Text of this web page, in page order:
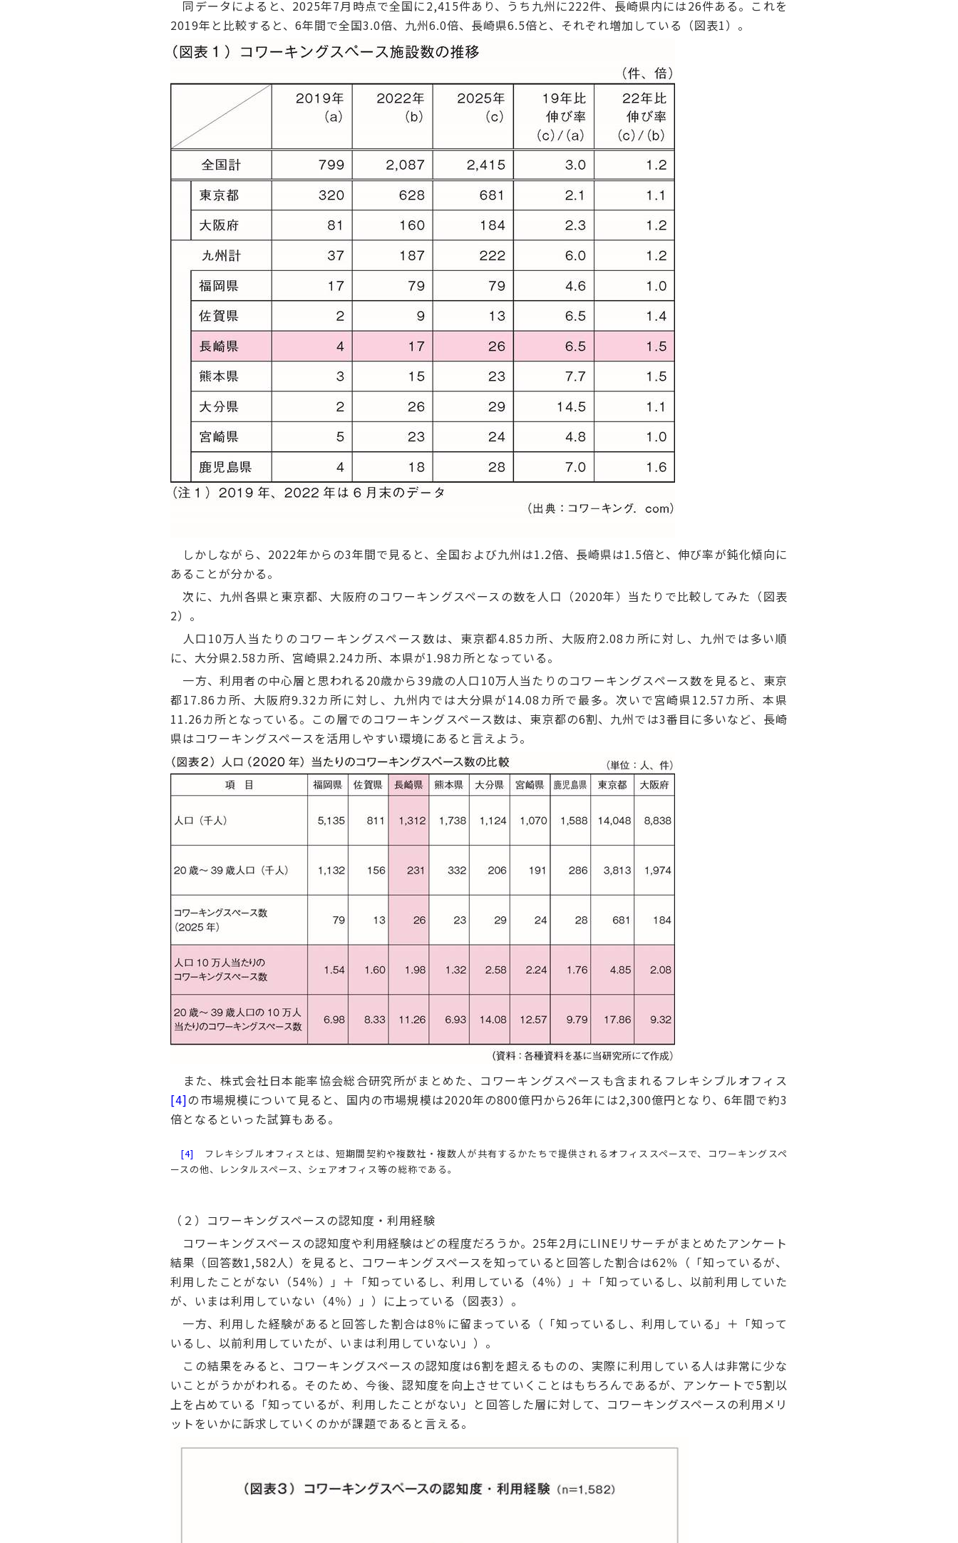
同データによると、2025年7月時点で全国に2,415件あり、うち九州に222件、長崎県内には26件ある。これを
2019年と比較すると、6年間で全国3.0倍、九州6.0倍、長崎県6.5倍と、それぞれ増加している（図表1）。
しかしながら、2022年からの3年間で見ると、全国および九州は1.2倍、長崎県は1.5倍と、伸び率が鈍化傾向に
あることが分かる。
次に、九州各県と東京都、大阪府のコワーキングスペースの数を人口（2020年）当たりで比較してみた（図表
2）。
人口10万人当たりのコワーキングスペース数は、東京都4.85カ所、大阪府2.08カ所に対し、九州では多い順
に、大分県2.58カ所、宮崎県2.24カ所、本県が1.98カ所となっている。
一方、利用者の中心層と思われる20歳から39歳の人口10万人当たりのコワーキングスペース数を見ると、東京
都17.86カ所、大阪府9.32カ所に対し、九州内では大分県が14.08カ所で最多。次いで宮崎県12.57カ所、本県
11.26カ所となっている。この層でのコワーキングスペース数は、東京都の6割、九州では3番目に多いなど、長崎
県はコワーキングスペースを活用しやすい環境にあると言えよう。
また、株式会社日本能率協会総合研究所がまとめた、コワーキングスペースも含まれるフレキシブルオフィス
[4]の市場規模について見ると、国内の市場規模は2020年の800億円から26年には2,300億円となり、6年間で約3
倍となるといった試算もある。
[4]
フレキシブルオフィスとは、短期間契約や複数社・複数人が共有するかたちで提供されるオフィススペースで、コワーキングスペ
ースの他、レンタルスペース、シェアオフィス等の総称である。
（２）コワーキングスペースの認知度・利用経験
コワーキングスペースの認知度や利用経験はどの程度だろうか。25年2月にLINEリサーチがまとめたアンケート
結果（回答数1,582人）を見ると、コワーキングスペースを知っていると回答した割合は62％（「知っているが、
利用したことがない（54％）」＋「知っているし、利用している（4％）」＋「知っているし、以前利用していた
が、いまは利用していない（4％）」）に上っている（図表3）。
一方、利用した経験があると回答した割合は8％に留まっている（「知っているし、利用している」＋「知って
いるし、以前利用していたが、いまは利用していない」）。
この結果をみると、コワーキングスペースの認知度は6割を超えるものの、実際に利用している人は非常に少な
いことがうかがわれる。そのため、今後、認知度を向上させていくことはもちろんであるが、アンケートで5割以
上を占めている「知っているが、利用したことがない」と回答した層に対して、コワーキングスペースの利用メリ
ットをいかに訴求していくのかが課題であると言える。